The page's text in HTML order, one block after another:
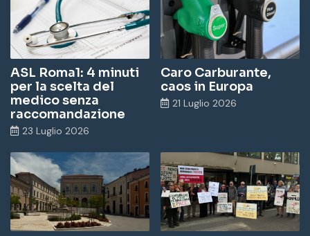
ASL Roma1: 4 minuti
per la scelta del
medico senza
raccomandazione
23 Luglio 2026
Caro Carburante,
caos in Europa
21 Luglio 2026